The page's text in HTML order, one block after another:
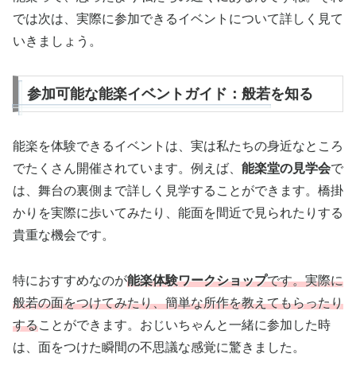
では次は、実際に参加できるイベントについて詳しく見て
いきましょう。
参加可能な能楽イベントガイド：般若を知る
能楽を体験できるイベントは、実は私たちの身近なところ
でたくさん開催されています。例えば、 能楽堂の見学会で
は、舞台の裏側まで詳しく見学することができます。橋掛
かりを実際に歩いてみたり、能面を間近で見られたりする
貴重な機会です。
特におすすめなのが能楽体験ワークショップです。実際に
般若の面をつけてみたり、簡単な所作を教えてもらったり
することができます。おじいちゃんと一緒に参加した時
は、面をつけた瞬間の不思議な感覚に驚きました。